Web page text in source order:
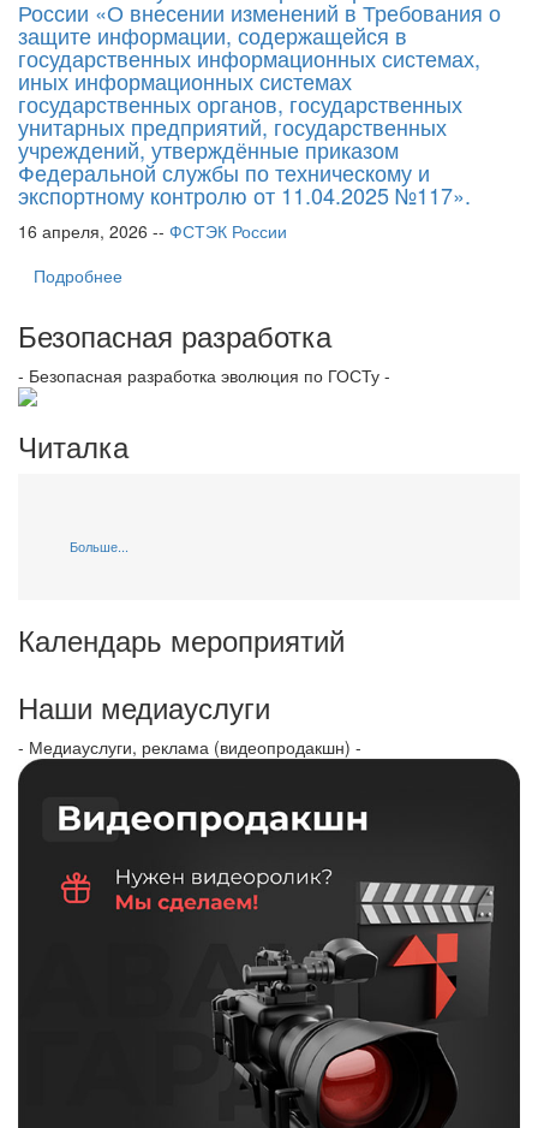
России «О внесении изменений в Требования о
защите информации, содержащейся в
государственных информационных системах,
иных информационных системах
государственных органов, государственных
унитарных предприятий, государственных
учреждений, утверждённые приказом
Федеральной службы по техническому и
экспортному контролю от 11.04.2025 №117».
16 апреля, 2026 -- ФСТЭК России
Подробнее
Безопасная разработка
- Безопасная разработка эволюция по ГОСТу -
Читалка
Больше...
Календарь мероприятий
Наши медиауслуги
- Медиауслуги, реклама (видеопродакшн) -